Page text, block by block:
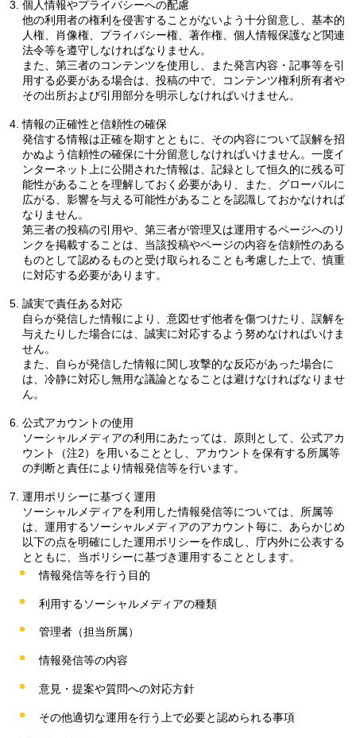
個人情報やプライバシーへの配慮
他の利用者の権利を侵害することがないよう十分留意し、基本的
人権、肖像権、プライバシー権、著作権、個人情報保護など関連
法令等を遵守しなければなりません。
また、第三者のコンテンツを使用し、また発言内容・記事等を引
用する必要がある場合は、投稿の中で、コンテンツ権利所有者や
その出所および引用部分を明示しなければいけません。
情報の正確性と信頼性の確保
発信する情報は正確を期すとともに、その内容について誤解を招
かぬよう信頼性の確保に十分留意しなければいけません。一度イ
ンターネット上に公開された情報は、記録として恒久的に残る可
能性があることを理解しておく必要があり、また、グローバルに
広がる、影響を与える可能性があることを認識しておかなければ
なりません。
第三者の投稿の引用や、第三者が管理又は運用するページへのリ
ンクを掲載することは、当該投稿やページの内容を信頼性のある
ものとして認めるものと受け取られることも考慮した上で、慎重
に対応する必要があります。
誠実で責任ある対応
自らが発信した情報により、意図せず他者を傷つけたり、誤解を
与えたりした場合には、誠実に対応するよう努めなければいけま
せん。
また、自らが発信した情報に関し攻撃的な反応があった場合に
は、冷静に対応し無用な議論となることは避けなければなりませ
ん。
公式アカウントの使用
ソーシャルメディアの利用にあたっては、原則として、公式アカ
ウント（注2）を用いることとし、アカウントを保有する所属等
の判断と責任により情報発信等を行います。
運用ポリシーに基づく運用
ソーシャルメディアを利用した情報発信等については、所属等
は、運用するソーシャルメディアのアカウント毎に、あらかじめ
以下の点を明確にした運用ポリシーを作成し、庁内外に公表する
とともに、当ポリシーに基づき運用することとします。
情報発信等を行う目的
利用するソーシャルメディアの種類
管理者（担当所属）
情報発信等の内容
意見・提案や質問への対応方針
その他適切な運用を行う上で必要と認められる事項